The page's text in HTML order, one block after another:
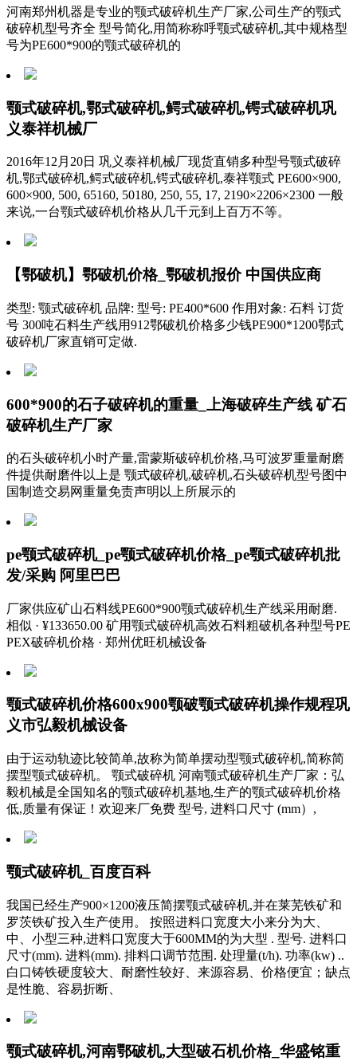
河南郑州机器是专业的颚式破碎机生产厂家,公司生产的颚式
破碎机型号齐全 型号简化,用简称称呼颚式破碎机,其中规格型
号为PE600*900的颚式破碎机的
颚式破碎机,鄂式破碎机,鳄式破碎机,锷式破碎机巩
义泰祥机械厂
2016年12月20日 巩义泰祥机械厂现货直销多种型号颚式破碎
机,鄂式破碎机,鳄式破碎机,锷式破碎机,泰祥颚式 PE600×900,
600×900, 500, 65160, 50180, 250, 55, 17, 2190×2206×2300 一般
来说,一台颚式破碎机价格从几千元到上百万不等。
【鄂破机】鄂破机价格_鄂破机报价 中国供应商
类型: 颚式破碎机 品牌: 型号: PE400*600 作用对象: 石料 订货
号 300吨石料生产线用912鄂破机价格多少钱PE900*1200鄂式
破碎机厂家直销可定做.
600*900的石子破碎机的重量_上海破碎生产线 矿石
破碎机生产厂家
的石头破碎机小时产量,雷蒙斯破碎机价格,马可波罗重量耐磨
件提供耐磨件以上是 颚式破碎机,破碎机,石头破碎机型号图中
国制造交易网重量免责声明以上所展示的
pe颚式破碎机_pe颚式破碎机价格_pe颚式破碎机批
发/采购 阿里巴巴
厂家供应矿山石料线PE600*900颚式破碎机生产线采用耐磨.
相似 · ¥133650.00 矿用颚式破碎机高效石料粗破机各种型号PE
PEX破碎机价格 · 郑州优旺机械设备
颚式破碎机价格600x900颚破颚式破碎机操作规程巩
义市弘毅机械设备
由于运动轨迹比较简单,故称为简单摆动型颚式破碎机,简称简
摆型颚式破碎机。 颚式破碎机 河南颚式破碎机生产厂家：弘
毅机械是全国知名的颚式破碎机基地,生产的颚式破碎机价格
低,质量有保证！欢迎来厂免费 型号, 进料口尺寸 (mm）,
颚式破碎机_百度百科
我国已经生产900×1200液压简摆颚式破碎机,并在莱芜铁矿和
罗茨铁矿投入生产使用。 按照进料口宽度大小来分为大、
中、小型三种,进料口宽度大于600MM的为大型 . 型号. 进料口
尺寸(mm). 进料(mm). 排料口调节范围. 处理量(t/h). 功率(kw) ..
白口铸铁硬度较大、耐磨性较好、来源容易、价格便宜；缺点
是性脆、容易折断、
颚式破碎机,河南鄂破机,大型破石机价格_华盛铭重